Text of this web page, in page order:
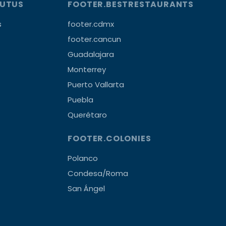
FOOTER.BESTRESTAURANTS
footer.cdmx
footer.cancun
Guadalajara
Monterrey
Puerto Vallarta
Puebla
Querétaro
FOOTER.COLONIES
Polanco
Condesa/Roma
San Ángel